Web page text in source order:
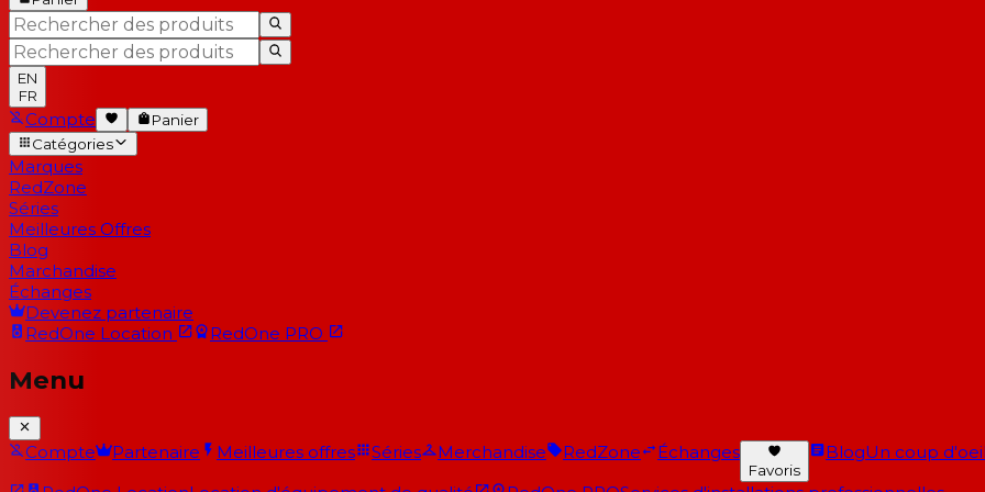
EN
FR
Compte
Panier
Catégories
Marques
RedZone
Séries
Meilleures Offres
Blog
Marchandise
Échanges
Devenez partenaire
RedOne Location RedOne PRO
Menu
Compte Partenaire Meilleures offres Séries Merchandise RedZone Échanges
Favoris
BlogUn coup